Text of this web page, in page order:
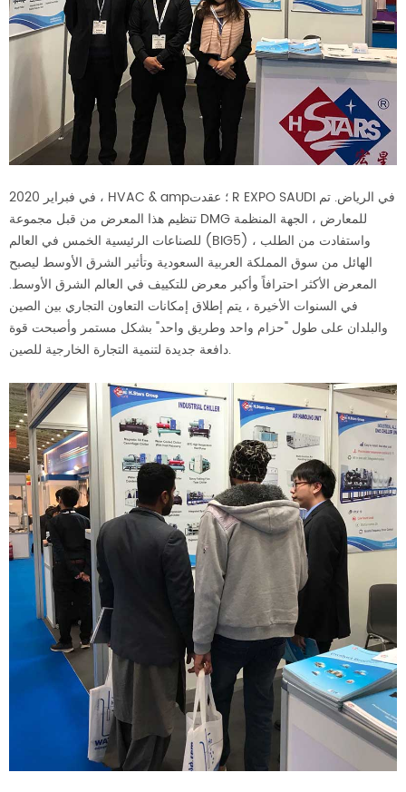
في فبراير 2020 ، HVAC & amp؛ عقدت R EXPO SAUDI في الرياض. تم
تنظيم هذا المعرض من قبل مجموعة DMG للمعارض ، الجهة المنظمة
للصناعات الرئيسية الخمس في العالم (BIG5) ، واستفادت من الطلب
الهائل من سوق المملكة العربية السعودية وتأثير الشرق الأوسط ليصبح
المعرض الأكثر احترافاً وأكبر معرض للتكييف في العالم الشرق الأوسط.
في السنوات الأخيرة ، يتم إطلاق إمكانات التعاون التجاري بين الصين
والبلدان على طول "حزام واحد وطريق واحد" بشكل مستمر وأصبحت قوة
دافعة جديدة لتنمية التجارة الخارجية للصين.